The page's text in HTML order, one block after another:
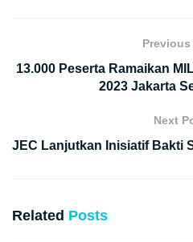
13.000 Peserta Ramaikan
2023 Jakarta
Next
JEC Lanjutkan Inisiatif Bakti
Related Posts